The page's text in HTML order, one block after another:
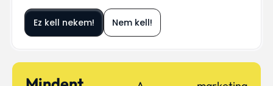
Ez kell nekem! Nem kell!